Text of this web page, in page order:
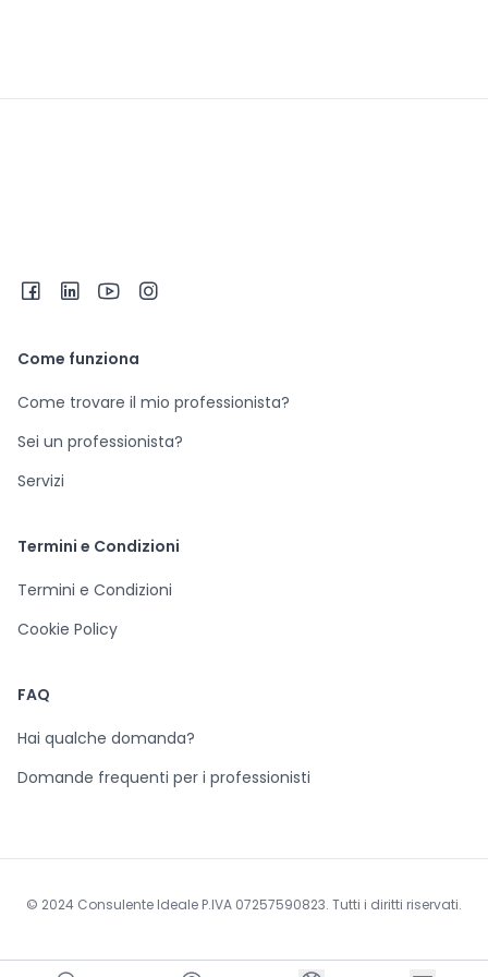
Come funziona
Come trovare il mio professionista?
Sei un professionista?
Servizi
Termini e Condizioni
Termini e Condizioni
Cookie Policy
FAQ
Hai qualche domanda?
Domande frequenti per i professionisti
© 2024 Consulente Ideale P.IVA 07257590823. Tutti i diritti riservati.